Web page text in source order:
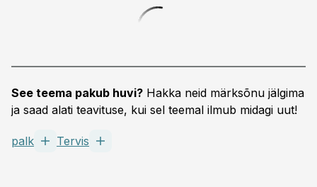
See teema pakub huvi? Hakka neid märksõnu jälgima
ja saad alati teavituse, kui sel teemal ilmub midagi uut!
palk Tervis